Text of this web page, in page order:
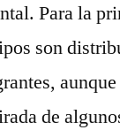
Para la
son
de